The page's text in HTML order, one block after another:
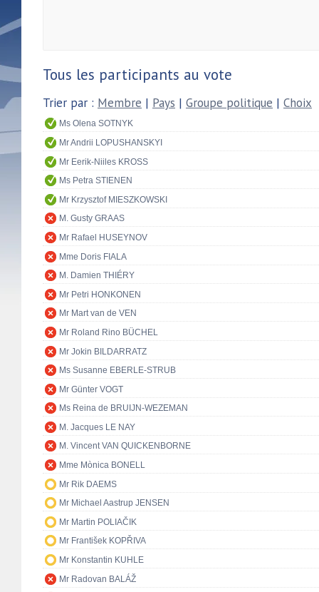
Tous les participants au vote
Trier par : Membre | Pays | Groupe politique | Choix
Ms Olena SOTNYK
Mr Andrii LOPUSHANSKYI
Mr Eerik-Niiles KROSS
Ms Petra STIENEN
Mr Krzysztof MIESZKOWSKI
M. Gusty GRAAS
Mr Rafael HUSEYNOV
Mme Doris FIALA
M. Damien THIÉRY
Mr Petri HONKONEN
Mr Mart van de VEN
Mr Roland Rino BÜCHEL
Mr Jokin BILDARRATZ
Ms Susanne EBERLE-STRUB
Mr Günter VOGT
Ms Reina de BRUIJN-WEZEMAN
M. Jacques LE NAY
M. Vincent VAN QUICKENBORNE
Mme Mònica BONELL
Mr Rik DAEMS
Mr Michael Aastrup JENSEN
Mr Martin POLIAČIK
Mr František KOPŘIVA
Mr Konstantin KUHLE
Mr Radovan BALÁŽ